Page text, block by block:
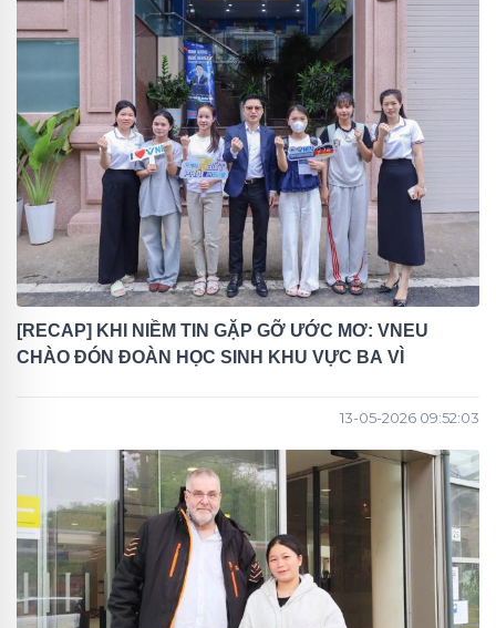
[RECAP] KHI NIỀM TIN GẶP GỠ ƯỚC MƠ: VNEU
CHÀO ĐÓN ĐOÀN HỌC SINH KHU VỰC BA VÌ
13-05-2026 09:52:03